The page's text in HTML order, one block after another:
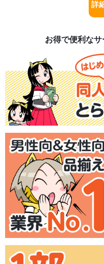
詳
お得で便利な